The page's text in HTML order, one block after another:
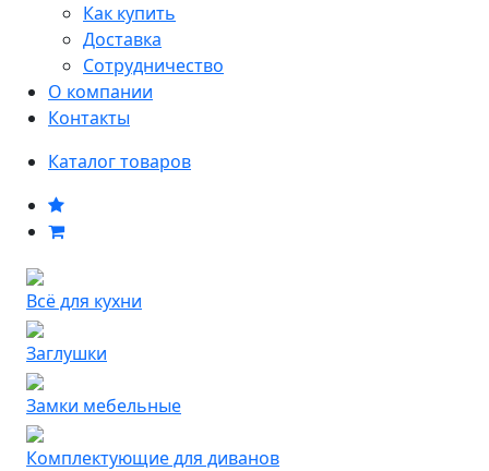
Как купить
Доставка
Сотрудничество
О компании
Контакты
Каталог товаров
Всё для кухни
Заглушки
Замки мебельные
Комплектующие для диванов